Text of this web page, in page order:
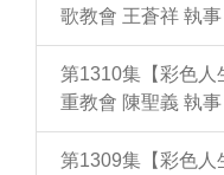
歌教會 王蒼祥 執事
第1310集【彩色人
重教會 陳聖義 執事
第1309集【彩色人